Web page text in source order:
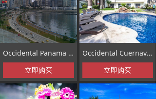
Occidental Panama City
立即购买
Occidental Cuernavaca
立即购买